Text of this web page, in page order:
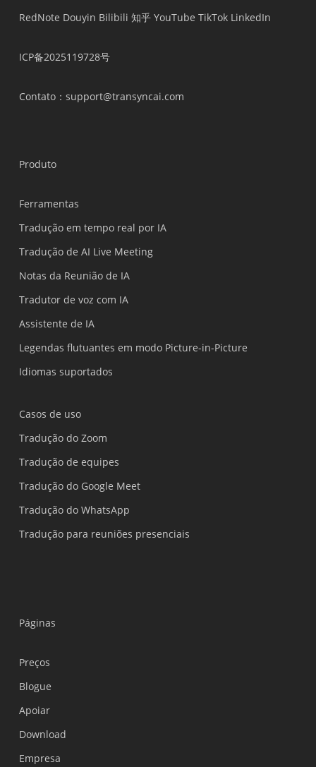
RedNote Douyin Bilibili 知乎 YouTube TikTok LinkedIn
ICP备2025119728号
Contato：support@transyncai.com
Produto
Ferramentas
Tradução em tempo real por IA
Tradução de AI Live Meeting
Notas da Reunião de IA
Tradutor de voz com IA
Assistente de IA
Legendas flutuantes em modo Picture-in-Picture
Idiomas suportados
Casos de uso
Tradução do Zoom
Tradução de equipes
Tradução do Google Meet
Tradução do WhatsApp
Tradução para reuniões presenciais
Páginas
Preços
Blogue
Apoiar
Download
Empresa